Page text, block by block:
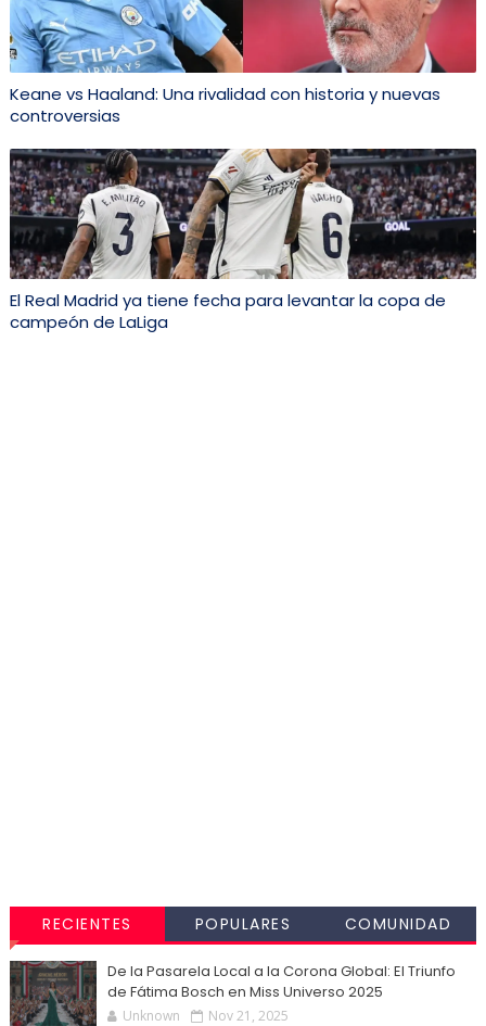
Keane vs Haaland: Una rivalidad con historia y nuevas
controversias
El Real Madrid ya tiene fecha para levantar la copa de
campeón de LaLiga
RECIENTES POPULARES COMUNIDAD
De la Pasarela Local a la Corona Global: El Triunfo
de Fátima Bosch en Miss Universo 2025
Unknown Nov 21, 2025